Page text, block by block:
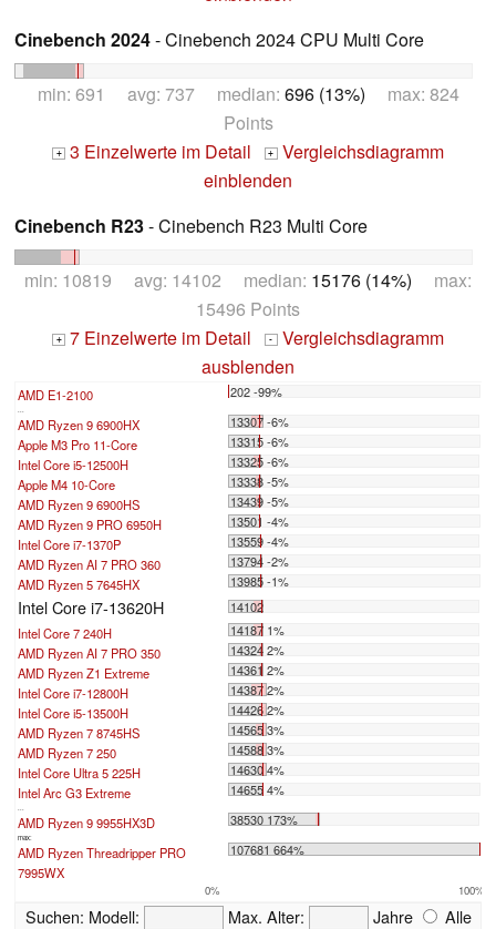
Cinebench 2024- Cinebench 2024 CPU Multi Core
min: 691 avg: 737 median: 696 (13%) max: 824
Points
+ 3 Einzelwerte im Detail + Vergleichsdiagramm
einblenden
Cinebench R23- Cinebench R23 Multi Core
min: 10819 avg: 14102 median: 15176 (14%) max:
15496 Points
+ 7 Einzelwerte im Detail - Vergleichsdiagramm
ausblenden
AMD E1-2100 202 -99%
...
AMD Ryzen 9 6900HX
13307 -6%
Apple M3 Pro 11-Core
13315 -6%
Intel Core i5-12500H
13325 -6%
Apple M4 10-Core
13338 -5%
AMD Ryzen 9 6900HS
13439 -5%
AMD Ryzen 9 PRO 6950H
13501 -4%
Intel Core i7-1370P
13559 -4%
AMD Ryzen AI 7 PRO 360
13794 -2%
AMD Ryzen 5 7645HX
13985 -1%
Intel Core i7-13620H
14102
Intel Core 7 240H
14187 1%
AMD Ryzen AI 7 PRO 350
14324 2%
AMD Ryzen Z1 Extreme
14361 2%
Intel Core i7-12800H
14387 2%
Intel Core i5-13500H
14426 2%
AMD Ryzen 7 8745HS
14565 3%
AMD Ryzen 7 250
14588 3%
Intel Core Ultra 5 225H
14630 4%
Intel Arc G3 Extreme
14655 4%
...
AMD Ryzen 9 9955HX3D 38530 173%
max:
AMD Ryzen Threadripper PRO
7995WX
107681 664%
0% 100%
Suchen: Modell: Max. Alter: Jahre
Alle